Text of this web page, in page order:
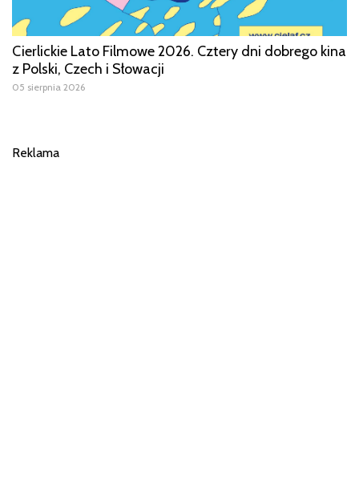
Cierlickie Lato Filmowe 2026. Cztery dni dobrego kina
z Polski, Czech i Słowacji
05 sierpnia 2026
Reklama